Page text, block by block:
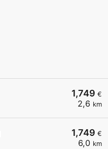
1,749 €
2,6 km
1,749 €
6,0 km